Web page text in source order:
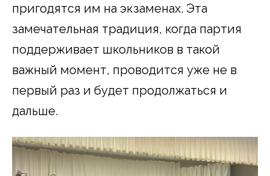
пригодятся им на экзаменах. Эта
замечательная традиция, когда партия
поддерживает школьников в такой
важный момент, проводится уже не в
первый раз и будет продолжаться и
дальше.